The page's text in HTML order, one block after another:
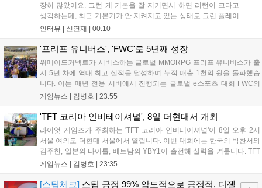
장히 많았어요. 그런 게 기본을 잘 지키면서 하면 리턴이 크다고
생각하는데, 최근 기본기가 안 지켜지고 있는 상태로 그런 플레이
를 추구하다 보니까 팀적으로 안 좋은 사고가 계속 많이 났던 것
LoL 챔피언스 코리아(LCK)'...
인터뷰 | 신연재 | 00:10
'프리프 유니버스', 'FWC'로 5년째 성장
위메이드커넥트가 서비스하는 글로벌 MMORPG 프리프 유니버스가 출
시 5년 차에 역대 최고 실적을 달성하며 누적 매출 1천억 원을 돌파했습
니다. 이는 매년 전용 서버에서 진행되는 글로벌 e스포츠 대회 FWC의
영향이 큽니다. FWC는 이용자가 동일한 조건에서 시즌을 함께 즐기는
대폭 상승하는 성과를 냈습니다. 오는 10월 필리핀 마닐라에서 총상금
11만 달러 규모의 제4회 FWC 그랜드 파이널이 개최될 예정이며, 위메
이드커넥트는 이를 통해 커뮤니티 중심의 장기 성장 모델을 지속할 방침
입니다....
게임뉴스 | 김병호 | 23:55
'TFT 코리아 인비테이셔널', 8일 더현대서 개최
라이엇 게임즈가 주최하는 'TFT 코리아 인비테이셔널'이 8일 오후 2시
서울 여의도 더현대 서울에서 열립니다. 이번 대회에는 한국의 박찬서와
김주한, 일본의 타이틀, 베트남의 YBY1이 출전해 실력을 겨룹니다. TFT
는 소속팀 없이 개인 자격으로 참가하는 독특한 대회 구조를 가지며, 누
17일까지 이어지는 이번 행사는 신규 세트 체험과 공연 등 다양한 즐길
게임뉴스 | 김병호 | 23:35
[스팀체크] 스팀 긍정 99% 압도적으로 긍정적, 디젤